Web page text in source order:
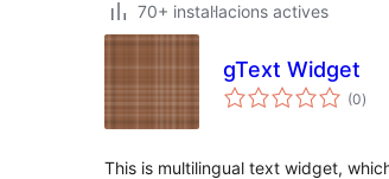
70+ instal·lacions actives
gText Widget
(0totals
)
This is multilingual text widget,